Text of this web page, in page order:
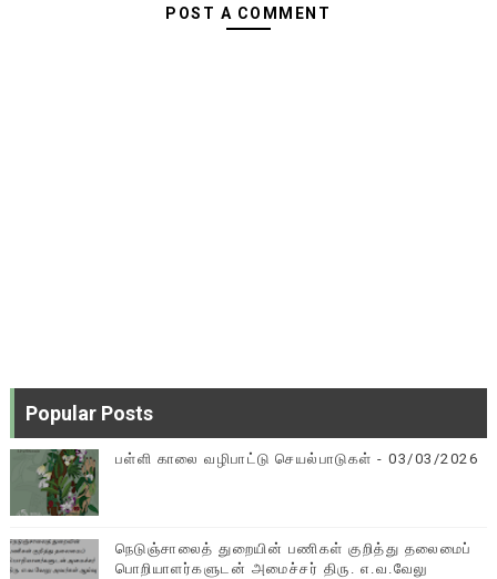
POST A COMMENT
Popular Posts
பள்ளி காலை வழிபாட்டு செயல்பாடுகள் - 03/03/2026
நெடுஞ்சாலைத் துறையின் பணிகள் குறித்து தலைமைப்
பொறியாளர்களுடன் அமைச்சர் திரு. எ.வ.வேலு